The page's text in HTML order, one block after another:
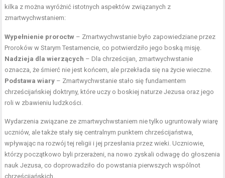
kilka z można wyróżnić istotnych aspektów związanych z
zmartwychwstaniem:
Wypełnienie proroctw – Zmartwychwstanie było zapowiedziane przez
Proroków w Starym Testamencie, co potwierdziło jego boską misję.
Nadzieja dla wierzących – Dla chrześcijan, zmartwychwstanie
oznacza, że śmierć nie jest końcem, ale przekłada się na życie wieczne.
Podstawa wiary – Zmartwychwstanie stało się fundamentem
chrześcijańskiej doktryny, które uczy o boskiej naturze Jezusa oraz jego
roli w zbawieniu ludzkości.
Wydarzenia związane ze zmartwychwstaniem nie tylko ugruntowały wiarę
uczniów, ale także stały się centralnym punktem chrześcijaństwa,
wpływając na rozwój tej religii i jej przesłania przez wieki. Uczniowie,
którzy początkowo byli przerażeni, na nowo zyskali odwagę do głoszenia
nauk Jezusa, co doprowadziło do powstania pierwszych wspólnot
chrześcijańskich.